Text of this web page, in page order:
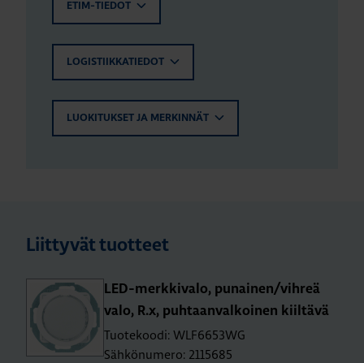
ETIM-TIEDOT
LOGISTIIKKATIEDOT
LUOKITUKSET JA MERKINNÄT
Liittyvät tuotteet
LED-merk­ki­va­lo, pu­nai­nen/vih­reä
valo, R.x, puh­taan­val­koi­nen kiil­tä­vä
Tuotekoodi: WLF6653WG
Sähkönumero: 2115685